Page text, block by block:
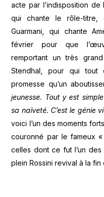
acte par l’indisposition de
qui chante le rôle-
Guarmani, qui chante
février pour que
remportant un très
Stendhal, pour qui tout
promesse qu’un
jeunesse. Tout y est
sa naïveté. C’est le génie
voici l’un des moments
couronné par le fameux
celles dont ce fut l’un
plein Rossini revival à la